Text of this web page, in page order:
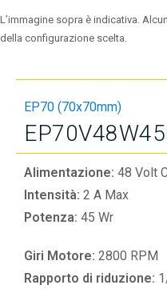
L’immagine sopra è indicativa.
della configurazione scelta.
EP70 (70x70mm)
Alimentazione: 48 Volt
Intensità: 2 A Max
Potenza: 45 Wr
Giri Motore: 2800 RPM
Rapporto di riduzione: